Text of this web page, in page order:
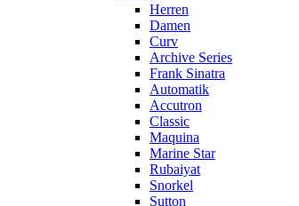
Herren
Damen
Curv
Archive Series
Frank Sinatra
Automatik
Accutron
Classic
Maquina
Marine Star
Rubaiyat
Snorkel
Sutton